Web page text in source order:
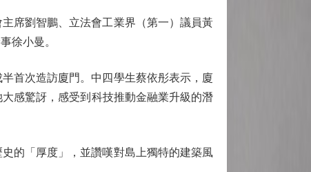
席劉智鵬、立法會工業界（第一）議員黃
徐小曼。
首次造訪廈門。中四學生蔡依彤表示，廈
感驚訝，感受到科技推動金融業升級的潛
的「厚度」，並讚嘆對島上獨特的建築風